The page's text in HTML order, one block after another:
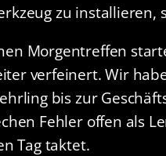
zu installieren,
Morgentreffen
verfeinert. Wir
bis zur
Fehler offen als
Tag taktet.